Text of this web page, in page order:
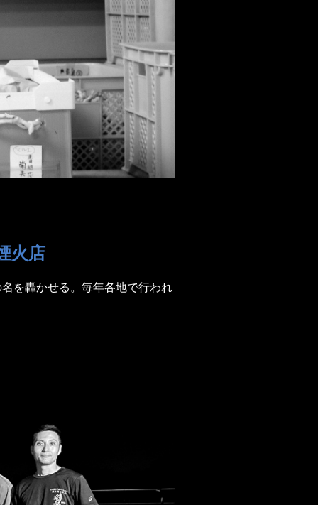
火店
を轟かせる。毎年各地で行われ